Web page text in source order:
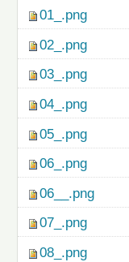
01_.png
02_.png
03_.png
04_.png
05_.png
06_.png
06__.png
07_.png
08_.png